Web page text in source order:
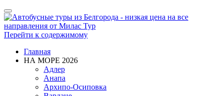
Показать/
Скрыть
навигацию
Перейти к содержимому
Главная
НА МОРЕ 2026
Адлер
Анапа
Архипо-Осиповка